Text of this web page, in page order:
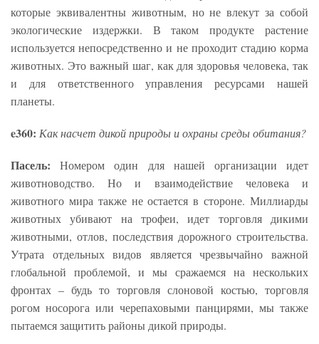
которые эквивалентны животным, но не влекут за собой
экологические издержки. В таком продукте растение
используется непосредственно и не проходит стадию корма
животных. Это важный шаг, как для здоровья человека, так
и для ответственного управления ресурсами нашей
планеты.
e360: Как насчет дикой природы и охраны среды обитания?
Пасель: Номером один для нашей организации идет
животноводство. Но и взаимодействие человека и
животного мира также не остается в стороне. Миллиарды
животных убивают на трофеи, идет торговля дикими
животными, отлов, последствия дорожного строительства.
Утрата отдельных видов является чрезвычайно важной
глобальной проблемой, и мы сражаемся на нескольких
фронтах – будь то торговля слоновой костью, торговля
рогом носорога или черепаховыми панцирями, мы также
пытаемся защитить районы дикой природы.